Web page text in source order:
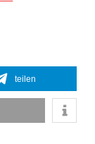
teilen